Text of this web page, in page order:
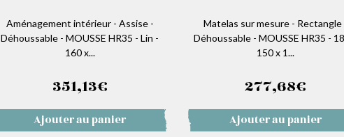
Aménagement intérieur - Assise -
Déhoussable - MOUSSE HR35 - Lin -
160 x...
351,13€
Ajouter au panier
Matelas sur mesure - Rectangle
Déhoussable - MOUSSE HR35 -
150 x 1...
277,68€
Ajouter au panier